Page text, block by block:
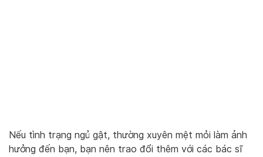
Nếu tình trạng ngủ gật, thường xuyên mệt mỏi làm ảnh
hưởng đến bạn, bạn nên trao đổi thêm với các bác sĩ